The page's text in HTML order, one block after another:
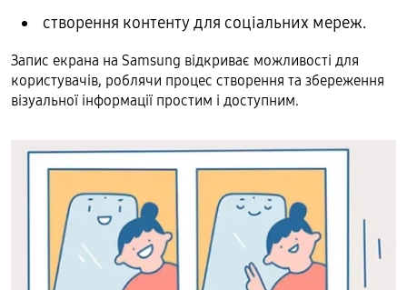
створення контенту для соціальних мереж.
Запис екрана на Samsung відкриває можливості для
користувачів, роблячи процес створення та збереження
візуальної інформації простим і доступним.